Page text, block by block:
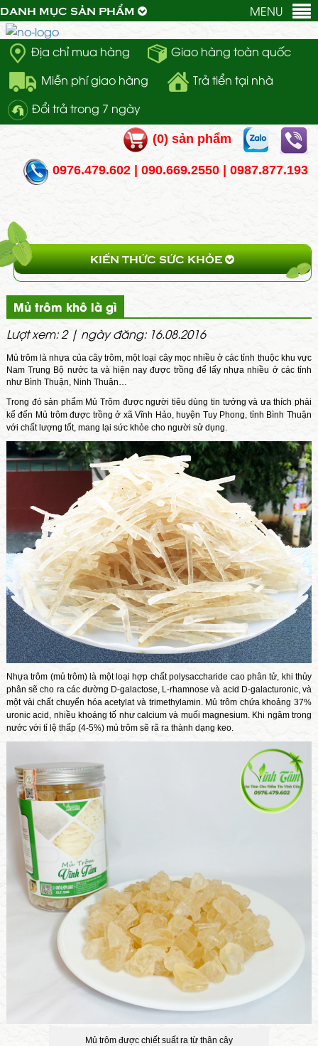
Địa chỉ mua hàng
Giao hàng toàn quốc
Miễn phí giao hàng
Trả tiển tại nhà
Đổi trả trong 7 ngày
(0) sản phẩm
0976.479.602 | 090.669.2550 | 0987.877.193
MENU
DANH MỤC SẢN PHẨM
KIẾN THỨC SỨC KHỎE
Mủ trôm khô là gì
Lượt xem: 2 | ngày đăng: 16.08.2016
Mủ trôm là nhựa của cây trôm, một loại cây mọc nhiều ở các tỉnh thuộc khu vực
Nam Trung Bộ nước ta và hiện nay được trồng để lấy nhựa nhiều ở các tỉnh
như Bình Thuận, Ninh Thuận…
Trong đó sản phẩm Mủ Trôm được người tiêu dùng tin tưởng và ưa thích phải
kể đến Mủ trôm được trồng ở xã Vĩnh Hảo, huyện Tuy Phong, tỉnh Bình Thuận
với chất lượng tốt, mang lại sức khỏe cho người sử dụng.
Nhựa trôm (mủ trôm) là một loại hợp chất polysaccharide cao phân tử, khi thủy
phân sẽ cho ra các đường D-galactose, L-rhamnose và acid D-galacturonic, và
một vài chất chuyển hóa acetylat và trimethylamin. Mủ trôm chứa khoảng 37%
uronic acid, nhiều khoáng tố như calcium và muối magnesium. Khi ngâm trong
nước với tỉ lệ thấp (4-5%) mủ trôm sẽ rã ra thành dạng keo.
Mủ trômđược chiết suất ra từ thân cây